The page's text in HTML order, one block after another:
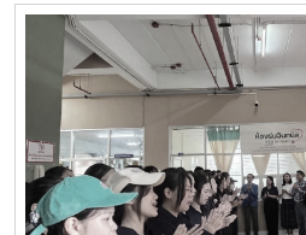
แรงบันดาลใจแก่นักเรียนในการก้าว
พยาบาลในอนาคตต่อไป
วิถีใหม่ (11701001)ในการนี้ รองศา
นิช นายกสภามหาวิทยาลัยแม่โจ้
ราชจันทร์ หัวหน้างานพัฒนานักศึก
ฐานะอาจารย์ประจำรายวิชา ร่วมให้
เป็นมา ปรัชญา และอัตลักษณ์ของมห
ความเข้าใจและความผูกพันต่อสถาบั
ดร.เทพ พงษ์พานิช ได้เน้นย้ำให้นักศึ
เป็นแม่โจ้ มีความภาคภูมิใจในสถาบั